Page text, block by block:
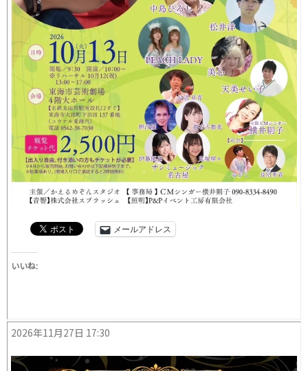
メールアドレス
いいね:
2026年11月27日 17:30